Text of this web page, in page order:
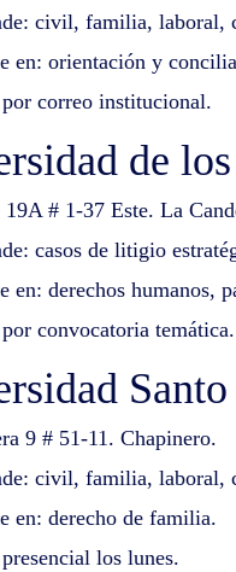
civil, familia, laboral,
en: orientación y
correo institucional.
de
19A # 1-37 Este. La
casos de litigio
en: derechos humanos,
convocatoria temática.
Santo
9 # 51-11. Chapinero.
civil, familia, laboral,
en: derecho de familia.
los lunes.